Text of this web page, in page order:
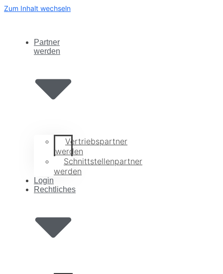
Zum Inhalt wechseln
Partner
werden
Vertriebspartner
werden
Schnittstellenpartner
werden
Login
Rechtliches